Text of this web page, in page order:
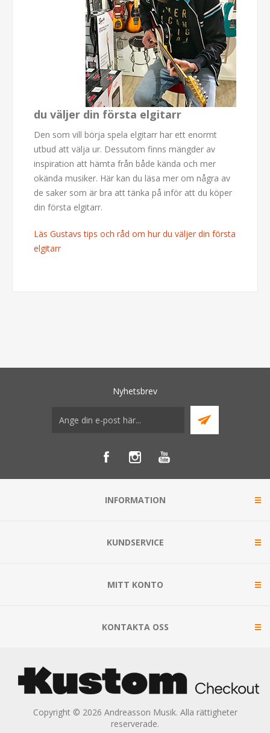
du väljer din första elgitarr
Den som vill börja spela elgitarr har ett enormt
utbud att välja ur. Dessutom finns mängder av
inspiration att hämta från både kända och mer
okända musiker. Här kan du läsa mer om några av
de saker som är bra att tänka på inför att du köper
din första elgitarr.
Läs Gustavs tips och råd om hur du väljer din första
elgitarr
Nyhetsbrev
INFORMATION
KUNDSERVICE
MITT KONTO
KONTAKTA OSS
Copyright © 2026 Andreasson Musik. Alla rättigheter
reserverade.